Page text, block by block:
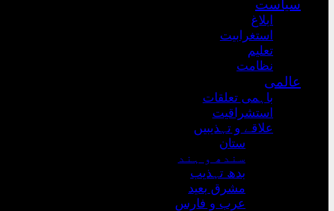
سیاست
ابلاغ
استغرابیت
تعلیم
نظامت
عالمی
باہمی تعلقات
استشراقیت
علاقے و تہذیبیں
ستان
سندھ و ہند
بدھ تہذیب
مشرق بعید
عرب و فارس